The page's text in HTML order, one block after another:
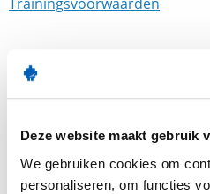
Deze website maakt gebruik
We gebruiken cookies om
personaliseren, om functies
Een oriënterend
voordat de training
maximaal te laten aansluiten
schoolorganisatie.